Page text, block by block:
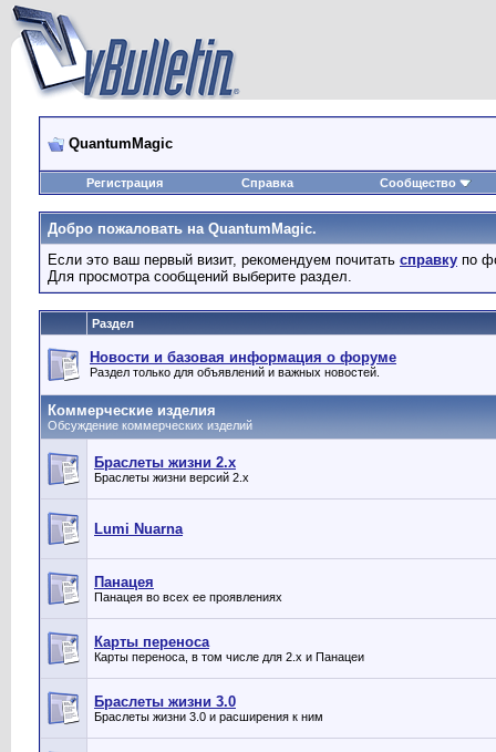
QuantumMagic
Регистрация Справка Сообщество
Добро пожаловать на QuantumMagic.
Если это ваш первый визит, рекомендуем почитать справку по
Для просмотра сообщений выберите раздел.
Раздел
Новости и базовая информация о форуме
Раздел только для объявлений и важных новостей.
Коммерческие изделия
Обсуждение коммерческих изделий
Браслеты жизни 2.x
Браслеты жизни версий 2.x
Lumi Nuarna
Панацея
Панацея во всех ее проявлениях
Карты переноса
Карты переноса, в том числе для 2.х и Панацеи
Браслеты жизни 3.0
Браслеты жизни 3.0 и расширения к ним